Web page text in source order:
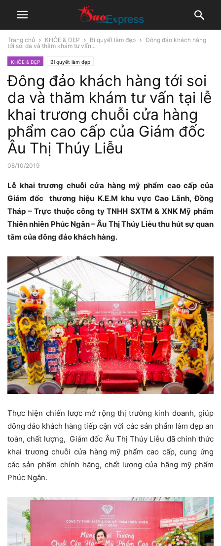
Trang chủ KHỎE & ĐẸP Bí quyết làm đẹp
Đông đảo khách hàng
tới soi da và thăm khám tư vấn...
KHỎE & ĐẸP Bí quyết làm đẹp
Đông đảo khách hàng tới soi
da và thăm khám tư vấn tại lễ
khai trương chuỗi cửa hàng
phẩm cao cấp của Giám đốc
Âu Thị Thúy Liễu
08/10/2019
Lễ khai trương chuỗi cửa hàng mỹ phẩm cao cấp của
Giám đốc thương hiệu K.E.M khu vực Cao Lãnh, Đồng
Tháp – Trực thuộc công ty TNHH SXTM & XNK Mỹ phẩm
Thiên nhiên Phúc Ngân – Âu Thị Thúy Liễu thu hút sự quan
tâm của đông đảo khách hàng.
Thực hiện chiến lược mở rộng thị trường kinh doanh, giúp
đông đảo khách hàng tiếp cận với các sản phẩm làm đẹp an
toàn, chất lượng, Giám đốc Âu Thị Thúy Liễu đã chính thức
khai trương chuỗi cửa hàng mỹ phẩm cao cấp, cung ứng
các sản phẩm chính hãng, chất lượng của hãng mỹ phẩm
Phúc Ngân.